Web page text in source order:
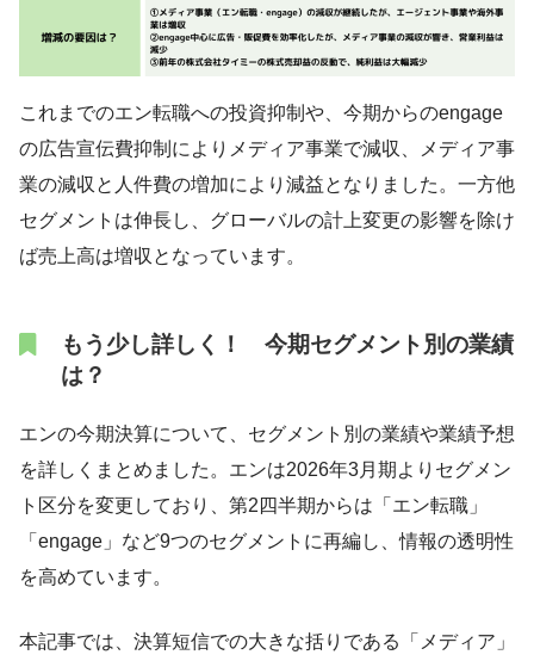
これまでのエン転職への投資抑制や、今期からのengage
の広告宣伝費抑制によりメディア事業で減収、メディア事
業の減収と人件費の増加により減益となりました。一方他
セグメントは伸長し、グローバルの計上変更の影響を除け
ば売上高は増収となっています。
もう少し詳しく！ 今期セグメント別の業績
は？
エンの今期決算について、セグメント別の業績や業績予想
を詳しくまとめました。エンは2026年3月期よりセグメン
ト区分を変更しており、第2四半期からは「エン転職」
「engage」など9つのセグメントに再編し、情報の透明性
を高めています。
本記事では、決算短信での大きな括りである「メディア」